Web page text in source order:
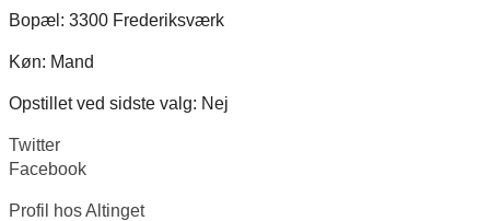
Bopæl: 3300 Frederiksværk
Køn: Mand
Opstillet ved sidste valg: Nej
Twitter
Facebook
Profil hos Altinget